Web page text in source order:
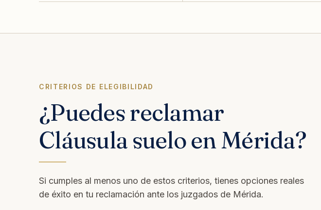
CRITERIOS DE ELEGIBILIDAD
¿Puedes reclamar
Cláusula suelo en Mérida?
Si cumples al menos uno de estos criterios, tienes opciones reales
de éxito en tu reclamación ante los juzgados de Mérida.